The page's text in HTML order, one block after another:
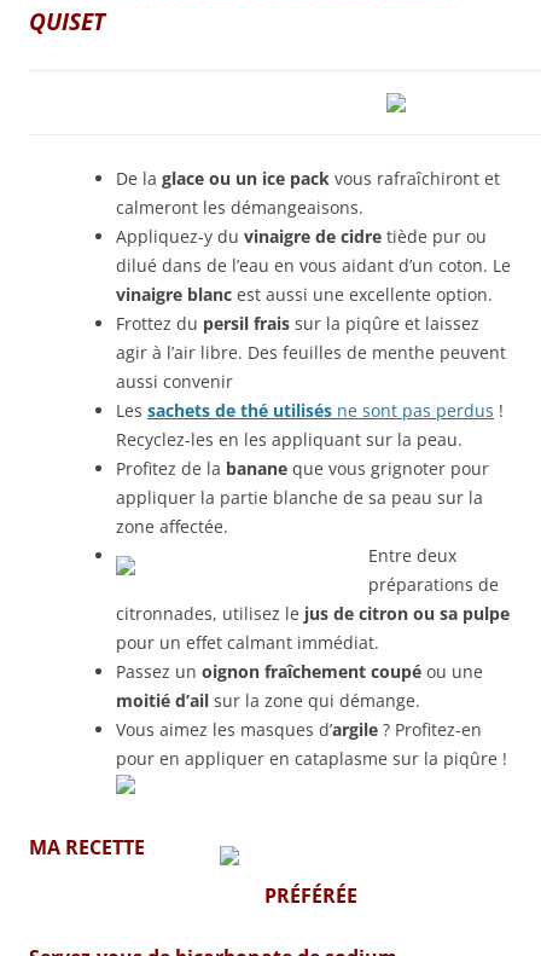
QUISET
De la glace ou un ice pack vous rafraîchiront et
calmeront les démangeaisons.
Appliquez-y du vinaigre de cidre tiède pur ou
dilué dans de l’eau en vous aidant d’un coton. Le
vinaigre blanc est aussi une excellente option.
Frottez du persil frais sur la piqûre et laissez
agir à l’air libre. Des feuilles de menthe peuvent
aussi convenir
Les sachets de thé utilisés ne sont pas perdus !
Recyclez-les en les appliquant sur la peau.
Profitez de la banane que vous grignoter pour
appliquer la partie blanche de sa peau sur la
zone affectée.
Entre deux
préparations de
citronnades, utilisez le jus de citron ou sa pulpe
pour un effet calmant immédiat.
Passez un oignon fraîchement coupé ou une
moitié d’ail sur la zone qui démange.
Vous aimez les masques d’argile ? Profitez-en
pour en appliquer en cataplasme sur la piqûre !
MA RECETTE
PRÉFÉRÉE